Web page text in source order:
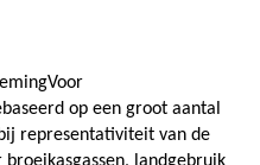
op een groot aantal
representativiteit van de